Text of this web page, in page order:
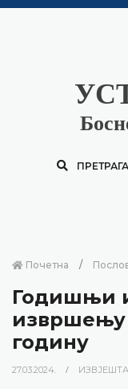
ПРЕТРАГА
Почетна
Годишњи
извршењу
годину
27.03.2024.